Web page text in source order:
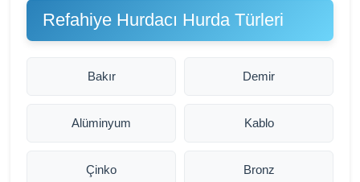
Refahiye Hurdacı Hurda Türleri
Bakır Demir
Alüminyum Kablo
Çinko Bronz